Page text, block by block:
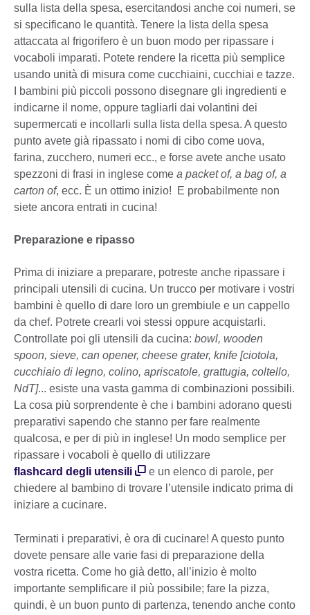
sulla lista della spesa, esercitandosi anche coi numeri, se
si specificano le quantità. Tenere la lista della spesa
attaccata al frigorifero è un buon modo per ripassare i
vocaboli imparati. Potete rendere la ricetta più semplice
usando unità di misura come cucchiaini, cucchiai e tazze.
I bambini più piccoli possono disegnare gli ingredienti e
indicarne il nome, oppure tagliarli dai volantini dei
supermercati e incollarli sulla lista della spesa. A questo
punto avete già ripassato i nomi di cibo come uova,
farina, zucchero, numeri ecc., e forse avete anche usato
spezzoni di frasi in inglese come a packet of, a bag of, a
carton of, ecc. È un ottimo inizio! E probabilmente non
siete ancora entrati in cucina!
Preparazione e ripasso
Prima di iniziare a preparare, potreste anche ripassare i
principali utensili di cucina. Un trucco per motivare i vostri
bambini è quello di dare loro un grembiule e un cappello
da chef. Potrete crearli voi stessi oppure acquistarli.
Controllate poi gli utensili da cucina: bowl, wooden
spoon, sieve, can opener, cheese grater, knife [ciotola,
cucchiaio di legno, colino, apriscatole, grattugia, coltello,
NdT]... esiste una vasta gamma di combinazioni possibili.
La cosa più sorprendente è che i bambini adorano questi
preparativi sapendo che stanno per fare realmente
qualcosa, e per di più in inglese! Un modo semplice per
ripassare i vocaboli è quello di utilizzare
flashcard degli utensili
e un elenco di parole, per
chiedere al bambino di trovare l’utensile indicato prima di
iniziare a cucinare.
Terminati i preparativi, è ora di cucinare! A questo punto
dovete pensare alle varie fasi di preparazione della
vostra ricetta. Come ho già detto, all’inizio è molto
importante semplificare il più possibile; fare la pizza,
quindi, è un buon punto di partenza, tenendo anche conto